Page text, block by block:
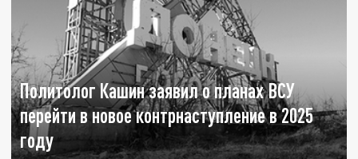
Политолог Кашин заявил о планах ВСУ
перейти в новое контрнаступление в 2025
году